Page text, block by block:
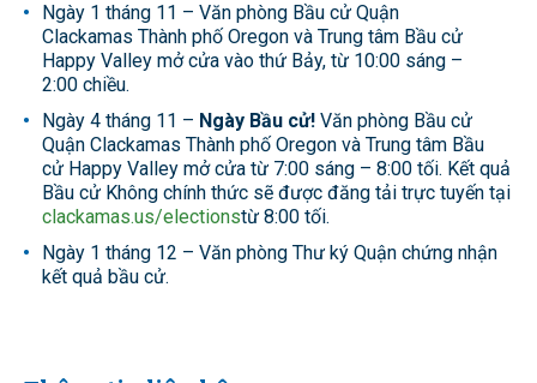
Ngày 1 tháng 11 – Văn phòng Bầu cử Quận
Clackamas Thành phố Oregon và Trung tâm Bầu cử
Happy Valley mở cửa vào thứ Bảy, từ 10:00 sáng –
2:00 chiều.
Ngày 4 tháng 11 – Ngày Bầu cử! Văn phòng Bầu cử
Quận Clackamas Thành phố Oregon và Trung tâm Bầu
cử Happy Valley mở cửa từ 7:00 sáng – 8:00 tối. Kết quả
Bầu cử Không chính thức sẽ được đăng tải trực tuyến tại
clackamas.us/electionstừ 8:00 tối.
Ngày 1 tháng 12 – Văn phòng Thư ký Quận chứng nhận
kết quả bầu cử.